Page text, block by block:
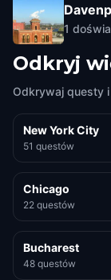
1
Odkryj
Odkrywaj questy
New York City
51 questów
Chicago
22 questów
Bucharest
48 questów